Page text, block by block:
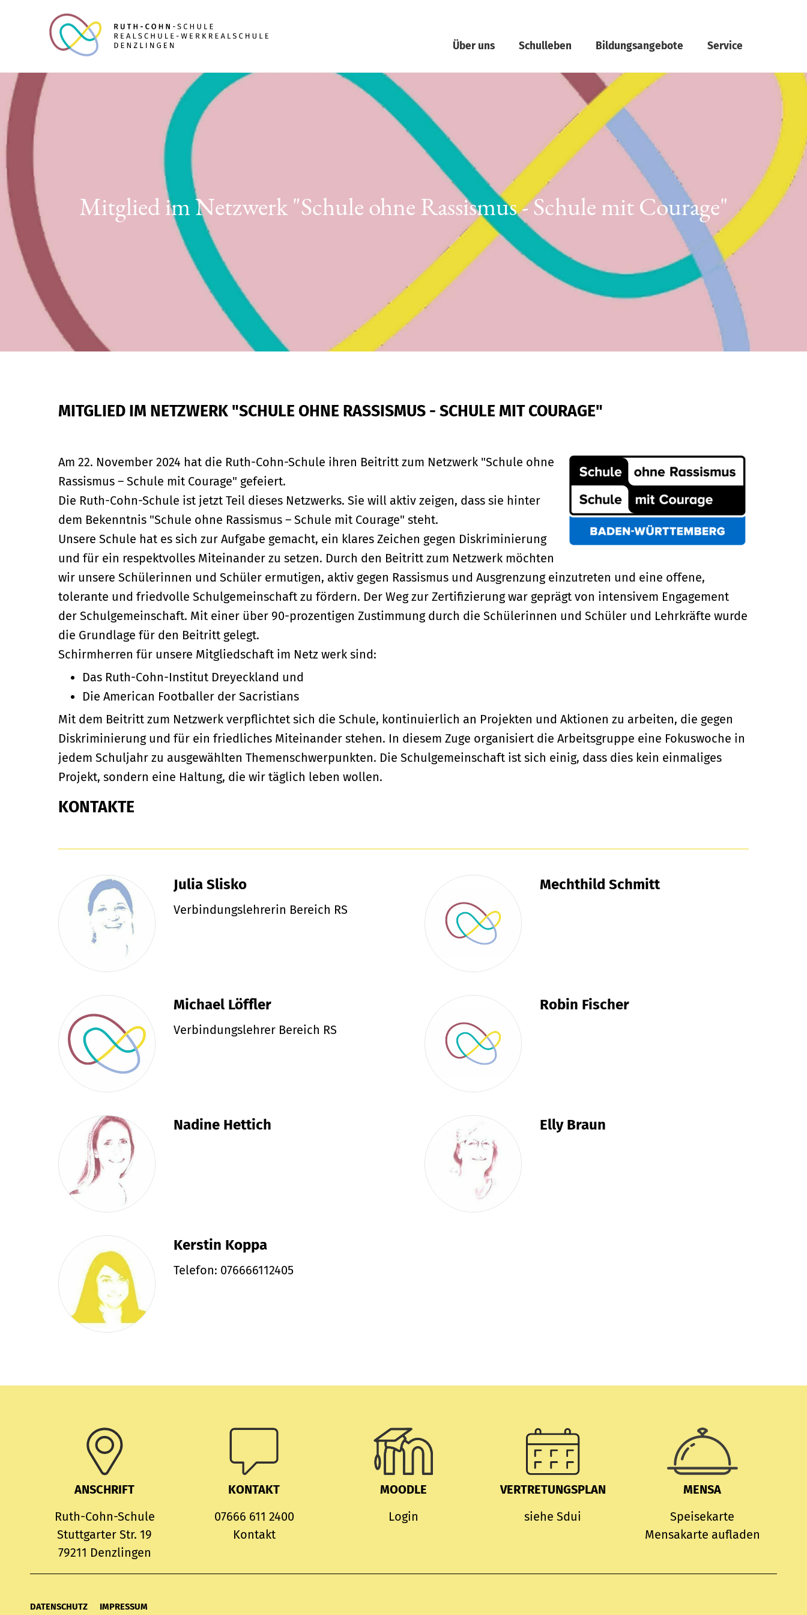
Über uns Schulleben Bildungsangebote Service
Mitglied im Netzwerk "Schule ohne Rassismus - Schule mit Courage"
MITGLIED IM NETZWERK "SCHULE OHNE RASSISMUS - SCHULE MIT COURAGE"
Am 22. November 2024 hat die Ruth-Cohn-Schule ihren Beitritt zum Netzwerk "Schule ohne
Rassismus – Schule mit Courage" gefeiert.
Die Ruth-Cohn-Schule ist jetzt Teil dieses Netzwerks. Sie will aktiv zeigen, dass sie hinter
dem Bekenntnis "Schule ohne Rassismus – Schule mit Courage" steht.
Unsere Schule hat es sich zur Aufgabe gemacht, ein klares Zeichen gegen Diskriminierung
und für ein respektvolles Miteinander zu setzen. Durch den Beitritt zum Netzwerk möchten
wir unsere Schülerinnen und Schüler ermutigen, aktiv gegen Rassismus und Ausgrenzung einzutreten und eine offene,
tolerante und friedvolle Schulgemeinschaft zu fördern. Der Weg zur Zertifizierung war geprägt von intensivem Engagement
der Schulgemeinschaft. Mit einer über 90-prozentigen Zustimmung durch die Schülerinnen und Schüler und Lehrkräfte wurde
die Grundlage für den Beitritt gelegt.
Schirmherren für unsere Mitgliedschaft im Netz werk sind:
Das Ruth-Cohn-Institut Dreyeckland und
Die American Footballer der Sacristians
Mit dem Beitritt zum Netzwerk verpflichtet sich die Schule, kontinuierlich an Projekten und Aktionen zu arbeiten, die gegen
Diskriminierung und für ein friedliches Miteinander stehen. In diesem Zuge organisiert die Arbeitsgruppe eine Fokuswoche in
jedem Schuljahr zu ausgewählten Themenschwerpunkten. Die Schulgemeinschaft ist sich einig, dass dies kein einmaliges
Projekt, sondern eine Haltung, die wir täglich leben wollen.
KONTAKTE
Julia Slisko
Verbindungslehrerin Bereich RS
Mechthild Schmitt
Michael Löffler
Verbindungslehrer Bereich RS
Robin Fischer
Nadine Hettich Elly Braun
Kerstin Koppa
Telefon: 076666112405
ANSCHRIFT
Ruth-Cohn-Schule
Stuttgarter Str. 19
79211 Denzlingen
KONTAKT
07666 611 2400
Kontakt
MOODLE
Login
VERTRETUNGSPLAN
siehe Sdui
MENSA
Speisekarte
Mensakarte aufladen
DATENSCHUTZ IMPRESSUM